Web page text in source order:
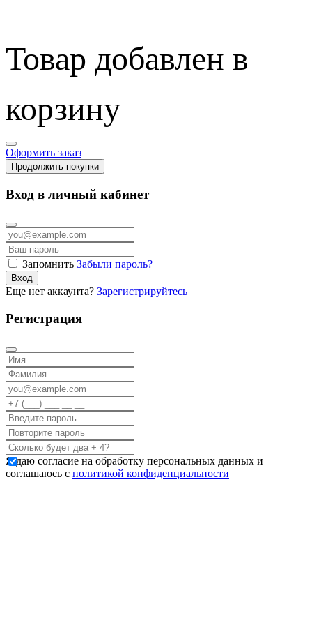
Товар добавлен в
корзину
Оформить заказ
Продолжить покупки
Вход в личный кабинет
Запомнить Забыли пароль?
Вход
Еще нет аккаунта? Зарегистрируйтесь
Регистрация
Я даю согласие на обработку персональных данных и
соглашаюсь с политикой конфиденциальности